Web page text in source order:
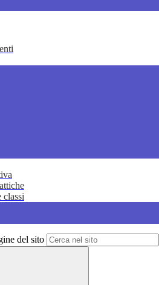
classi
del sito